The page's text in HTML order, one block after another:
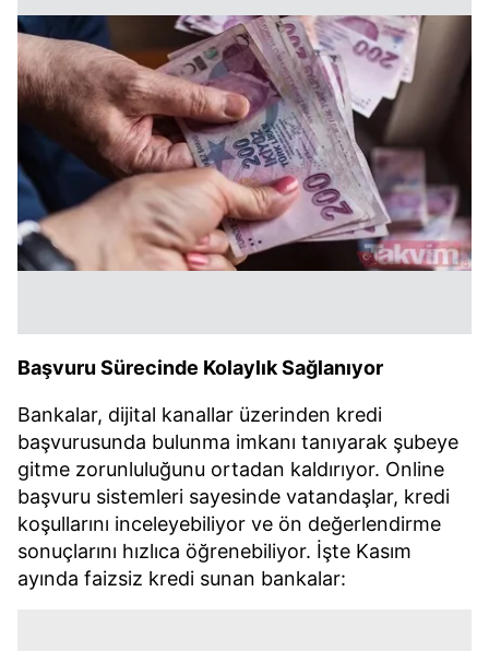
Başvuru Sürecinde Kolaylık Sağlanıyor
Bankalar, dijital kanallar üzerinden kredi
başvurusunda bulunma imkanı tanıyarak şubeye
gitme zorunluluğunu ortadan kaldırıyor. Online
başvuru sistemleri sayesinde vatandaşlar, kredi
koşullarını inceleyebiliyor ve ön değerlendirme
sonuçlarını hızlıca öğrenebiliyor. İşte Kasım
ayında faizsiz kredi sunan bankalar: